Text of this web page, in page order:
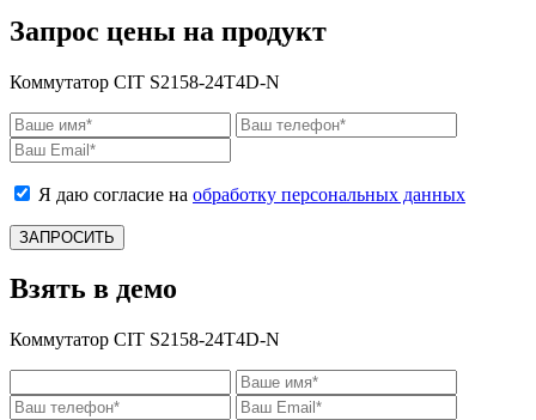
Запрос цены на продукт
Коммутатор CIT S2158-24T4D-N
Я даю согласие на обработку персональных данных
ЗАПРОСИТЬ
Взять в демо
Коммутатор CIT S2158-24T4D-N